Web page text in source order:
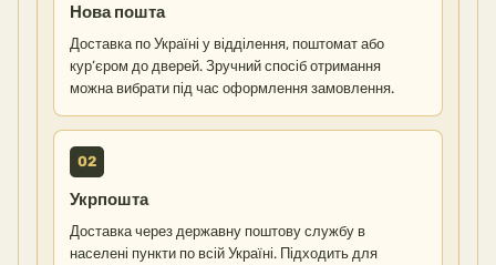
Нова пошта
Доставка по Україні у відділення, поштомат або
кур’єром до дверей. Зручний спосіб отримання
можна вибрати під час оформлення замовлення.
02
Укрпошта
Доставка через державну поштову службу в
населені пункти по всій Україні. Підходить для